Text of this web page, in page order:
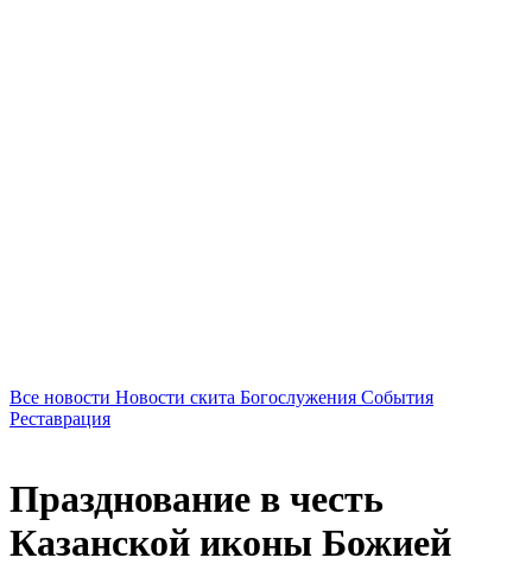
Все новости Новости скита Богослужения События
Реставрация
Празднование в честь
Казанской иконы Божией